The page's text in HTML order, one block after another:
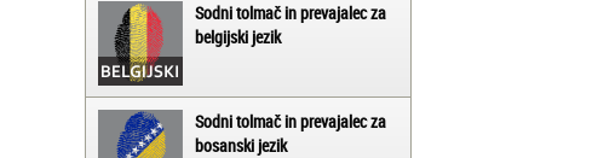
Sodni tolmač in prevajalec za
belgijski jezik
Sodni tolmač in prevajalec za
bosanski jezik